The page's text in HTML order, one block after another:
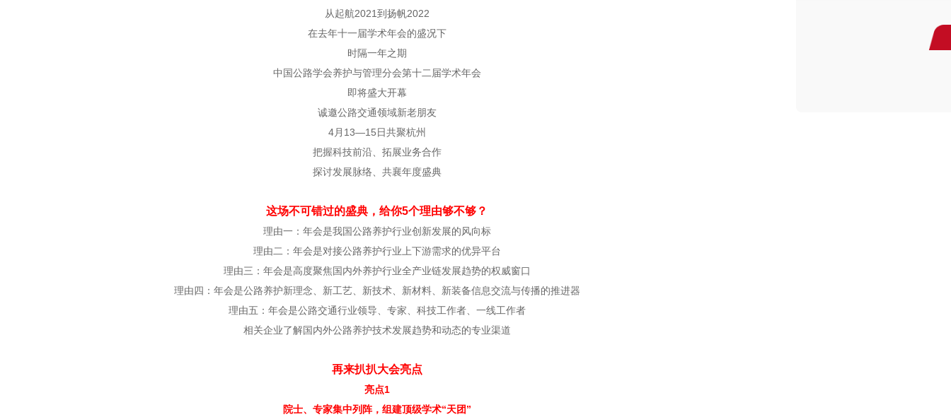
从起航2021到扬帆2022
在去年十一届学术年会的盛况下
时隔一年之期
中国公路学会养护与管理分会第十二届学术年会
即将盛大开幕
诚邀公路交通领域新老朋友
4月13—15日共聚杭州
把握科技前沿、拓展业务合作
探讨发展脉络、共襄年度盛典
这场不可错过的盛典，给你5个理由够不够？
理由一：年会是我国公路养护行业创新发展的风向标
理由二：年会是对接公路养护行业上下游需求的优异平台
理由三：年会是高度聚焦国内外养护行业全产业链发展趋势的权威窗口
理由四：年会是公路养护新理念、新工艺、新技术、新材料、新装备信息交流与传播的推进器
理由五：年会是公路交通行业领导、专家、科技工作者、一线工作者
相关企业了解国内外公路养护技术发展趋势和动态的专业渠道
再来扒扒大会亮点
亮点1
院士、专家集中列阵，组建顶级学术“天团”